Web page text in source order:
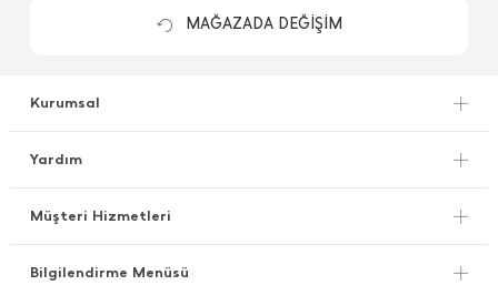
MAĞAZADA DEĞİŞİM
Kurumsal
Yardım
Müşteri Hizmetleri
Bilgilendirme Menüsü